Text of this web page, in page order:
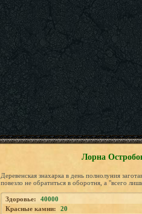
Лорна
Деревенская знахарка в день полнолуния
повезло не обратиться в оборотня, а "всего
Здоровье:
40000
Красные камни:
20